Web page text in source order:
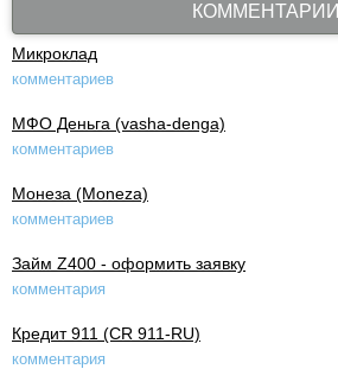
КОММЕНТАРИИ
Микроклад
комментариев
МФО Деньга (vasha-denga)
комментариев
Монеза (Moneza)
комментариев
Займ Z400 - оформить заявку
комментария
Кредит 911 (CR 911-RU)
комментария